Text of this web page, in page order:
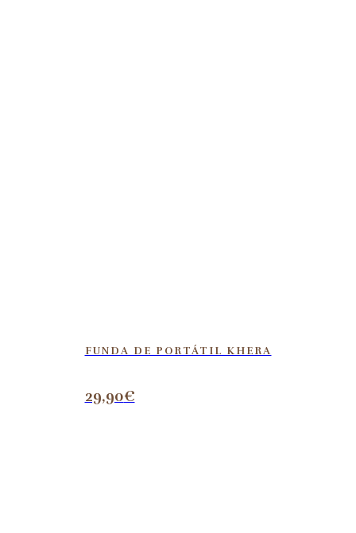
FUNDA DE PORTÁTIL KHERA
29,90€